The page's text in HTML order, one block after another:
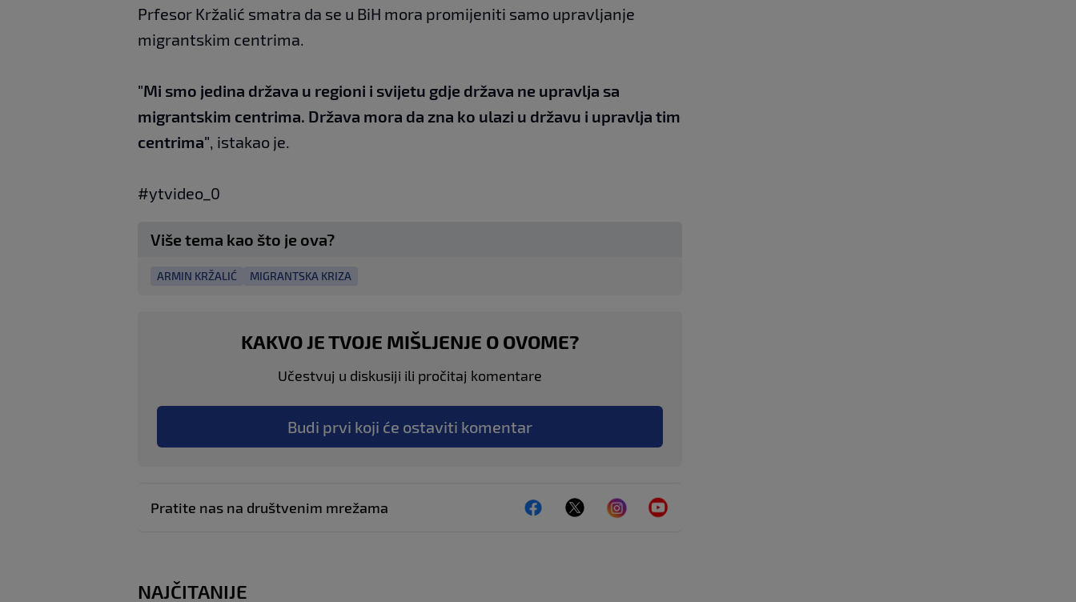
Prfesor Kržalić smatra da se u BiH mora promijeniti samo upravljanje
migrantskim centrima.
"Mi smo jedina država u regioni i svijetu gdje država ne upravlja sa
migrantskim centrima. Država mora da zna ko ulazi u državu i upravlja tim
centrima" , istakao je.
#ytvideo_0
Više tema kao što je ova?
ARMIN KRŽALIĆ MIGRANTSKA KRIZA
KAKVO JE TVOJE MIŠLJENJE O OVOME?
Učestvuj u diskusiji ili pročitaj komentare
Budi prvi koji će ostaviti komentar
Pratite nas na društvenim mrežama
NAJČITANIJE